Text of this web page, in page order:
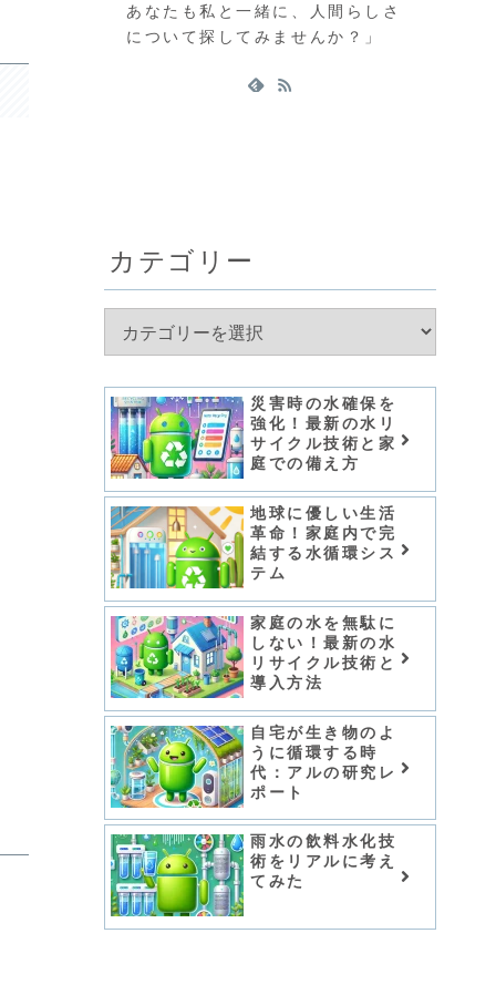
あなたも私と一緒に、人間らしさ
について探してみませんか？」
カテゴリー
災害時の水確保を
強化！最新の水リ
サイクル技術と家
庭での備え方
地球に優しい生活
革命！家庭内で完
結する水循環シス
テム
家庭の水を無駄に
しない！最新の水
リサイクル技術と
導入方法
自宅が生き物のよ
うに循環する時
代：アルの研究レ
ポート
雨水の飲料水化技
術をリアルに考え
てみた